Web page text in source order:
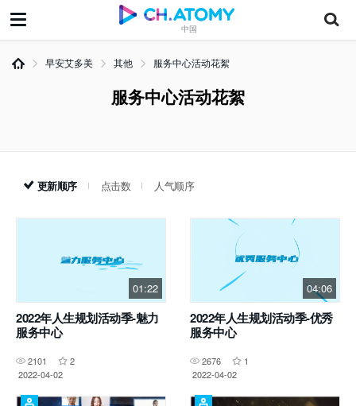
中国
早安艾多美 其他 服务中心活动花絮
服务中心活动花絮
更新顺序 点击数 人气顺序
01:22
2022年人生规划活动季-魅力
服务中心
2101
2
2022-04-02
04:06
2022年人生规划活动季-优秀
服务中心
2676
1
2022-04-02